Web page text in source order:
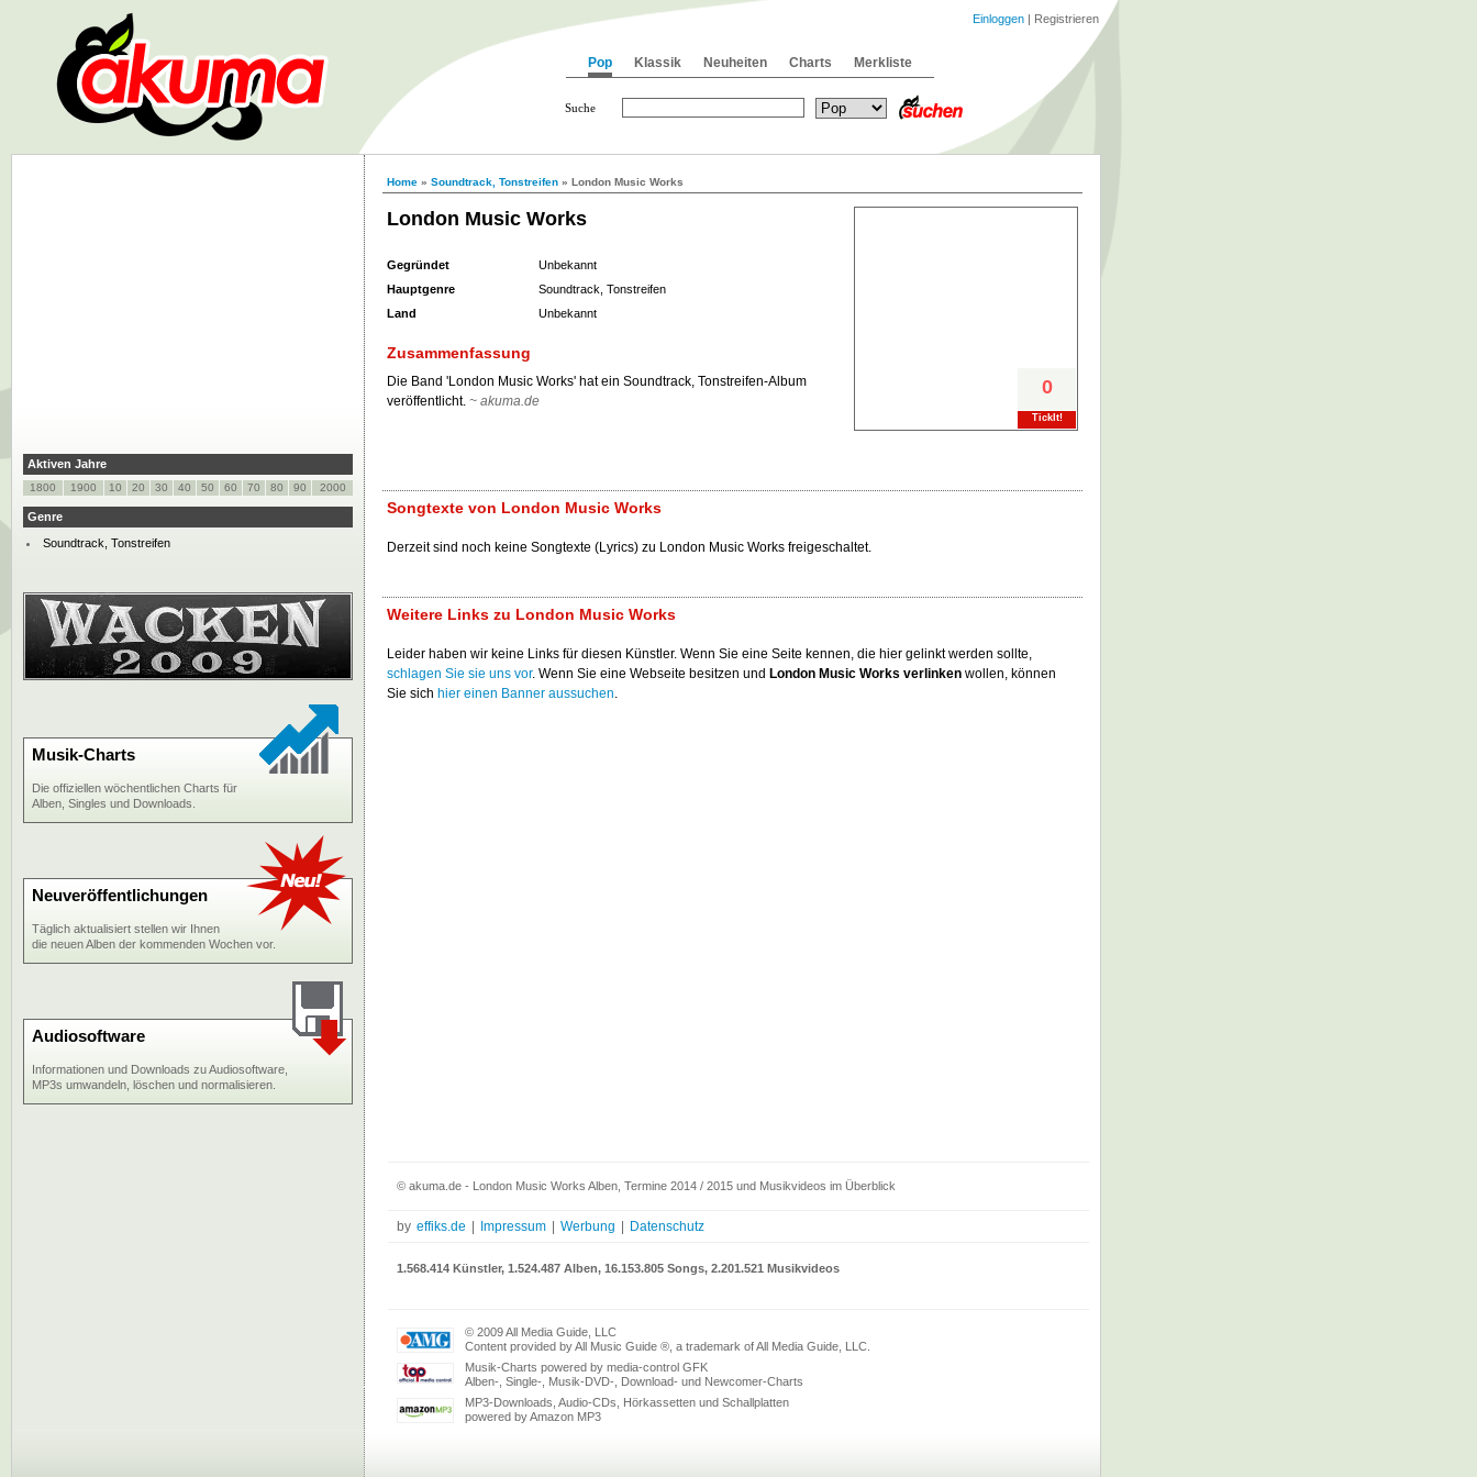
Home » Soundtrack, Tonstreifen » London Music Works
London Music Works
0
TickIt!
Gegründet
Unbekannt
Hauptgenre
Soundtrack, Tonstreifen
Land
Unbekannt
Zusammenfassung
Die Band 'London Music Works' hat ein Soundtrack, Tonstreifen-Album
veröffentlicht. ~ akuma.de
Songtexte von London Music Works
Derzeit sind noch keine Songtexte (Lyrics) zu London Music Works freigeschaltet.
Weitere Links zu London Music Works
Leider haben wir keine Links für diesen Künstler. Wenn Sie eine Seite kennen, die hier gelinkt werden sollte,
schlagen Sie sie uns vor. Wenn Sie eine Webseite besitzen und London Music Works verlinken wollen, können
Sie sich hier einen Banner aussuchen.
Aktiven Jahre
1800 1900 10 20 30 40 50 60 70 80 90 2000
Genre
Soundtrack, Tonstreifen
Musik-Charts
Die offiziellen wöchentlichen Charts für
Alben, Singles und Downloads.
Neuveröffentlichungen
Täglich aktualisiert stellen wir Ihnen
die neuen Alben der kommenden Wochen vor.
Audiosoftware
Informationen und Downloads zu Audiosoftware,
MP3s umwandeln, löschen und normalisieren.
© akuma.de - London Music Works Alben, Termine 2014 / 2015 und Musikvideos im Überblick
by effiks.de Impressum Werbung Datenschutz
1.568.414 Künstler, 1.524.487 Alben, 16.153.805 Songs, 2.201.521 Musikvideos
© 2009 All Media Guide, LLC
Content provided by All Music Guide ®, a trademark of All Media Guide, LLC.
Musik-Charts powered by media-control GFK
Alben-, Single-, Musik-DVD-, Download- und Newcomer-Charts
MP3-Downloads, Audio-CDs, Hörkassetten und Schallplatten
powered by Amazon MP3
Pop Klassik Neuheiten Charts Merkliste
Einloggen | Registrieren
Suche